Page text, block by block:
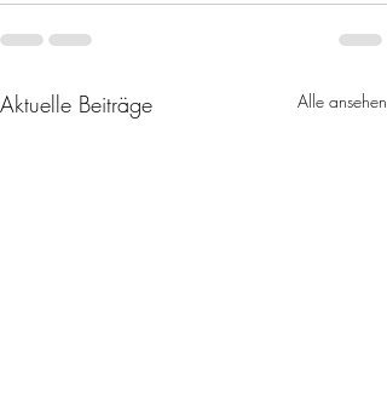
Aktuelle Beiträge Alle ansehen